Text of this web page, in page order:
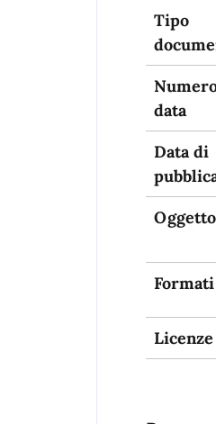
Tipo
data
Data di
Oggetto
Formati
Licenze